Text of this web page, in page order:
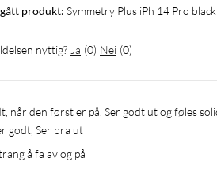
produkt: Symmetry Plus iPh 14 Pro black
nyttig? Ja (0) Nei (0)
godt, Ser bra ut
å fa av og på